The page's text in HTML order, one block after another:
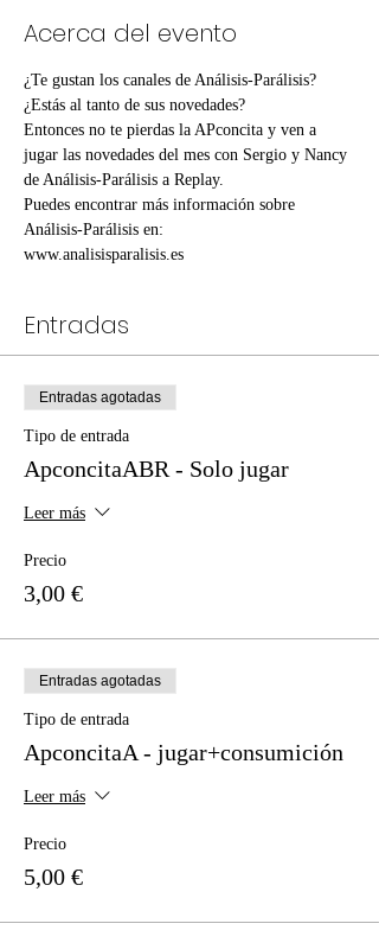
Acerca del evento
¿Te gustan los canales de Análisis-Parálisis?
¿Estás al tanto de sus novedades?
Entonces no te pierdas la APconcita y ven a
jugar las novedades del mes con Sergio y Nancy
de Análisis-Parálisis a Replay.
Puedes encontrar más información sobre
Análisis-Parálisis en:
www.analisisparalisis.es
Entradas
Entradas agotadas
Tipo de entrada
ApconcitaABR - Solo jugar
Leer más
Precio
3,00 €
Entradas agotadas
Tipo de entrada
ApconcitaA - jugar+consumición
Leer más
Precio
5,00 €